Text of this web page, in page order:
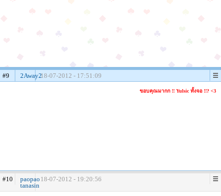
#9 2Away218-07-2012 - 17:51:09
ขอบคุณมากก !! Yulsic ทั้งจอ !!? <3
#10
paopao
tanasin
18-07-2012 - 19:20:56